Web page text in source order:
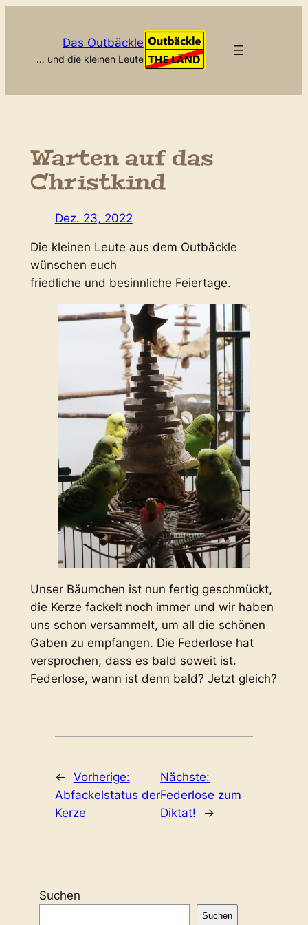
Das Outbäckle
… und die kleinen Leute
Warten auf das
Christkind
Dez. 23, 2022
Die kleinen Leute aus dem Outbäckle
wünschen euch
friedliche und besinnliche Feiertage.
Unser Bäumchen ist nun fertig geschmückt,
die Kerze fackelt noch immer und wir haben
uns schon versammelt, um all die schönen
Gaben zu empfangen. Die Federlose hat
versprochen, dass es bald soweit ist.
Federlose, wann ist denn bald? Jetzt gleich?
← Vorherige:
Abfackelstatus der
Kerze
Nächste:
Federlose zum
Diktat!
→
Suchen
Suchen